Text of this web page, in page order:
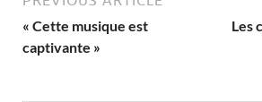
« Cette musique est
captivante »
Les